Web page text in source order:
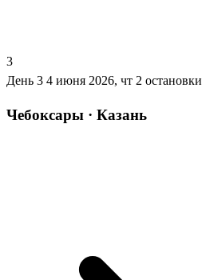
3
День 3 4 июня 2026, чт 2 остановки
Чебоксары · Казань